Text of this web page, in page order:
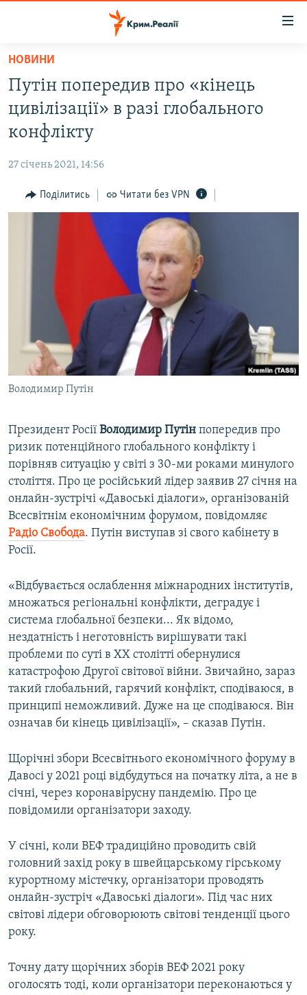
Перейти
основного
матеріалу
Перейти
до
основної
Перейти
до
ВОДА.КРИМ
ВІДЕО ТА ФОТО
БЛОГИ
ПОГЛЯД
ДЕПОРТАЦІЯ
ВІДЕОУРОКИ «ELIFBE»
СВІДЧЕННЯ ОКУПАЦІЇ
УКРАЇНСЬКА ПРОБЛЕМА КРИМУ
ІНФОГРАФІКА
ЯК ОБІЙТИ БЛОКУВАННЯ
Qırımtatar
ДОЛУЧАЙСЯ!
Усі сайти RFE/RL
НОВИНИ
Путін попередив про «кінець
цивілізації» в разі глобального
конфлікту
27 січень 2021, 14:56
Поділитись Читати без VPN
Володимир Путін
Президент Росії Володимир Путін попередив про
ризик потенційного глобального конфлікту і
порівняв ситуацію у світі з 30-ми роками минулого
століття. Про це російський лідер заявив 27 січня на
онлайн-зустрічі «Давоські діалоги», організованій
Всесвітнім економічним форумом, повідомляє
Радіо Свобода. Путін виступав зі свого кабінету в
Росії.
«Відбувається ослаблення міжнародних інститутів,
множаться регіональні конфлікти, деградує і
система глобальної безпеки... Як відомо,
нездатність і неготовність вирішувати такі
проблеми по суті в XX столітті обернулися
катастрофою Другої світової війни. Звичайно, зараз
такий глобальний, гарячий конфлікт, сподіваюся, в
принципі неможливий. Дуже на це сподіваюся. Він
означав би кінець цивілізації», – сказав Путін.
Щорічні збори Всесвітнього економічного форуму в
Давосі у 2021 році відбудуться на початку літа, а не в
січні, через коронавірусну пандемію. Про це
повідомили організатори заходу.
У січні, коли ВЕФ традиційно проводить свій
головний захід року в швейцарському гірському
курортному містечку, організатори проводять
онлайн-зустріч «Давоські діалоги». Під час них
світові лідери обговорюють світові тенденції цього
року.
Точну дату щорічних зборів ВЕФ 2021 року
оголосять тоді, коли організатори переконаються у